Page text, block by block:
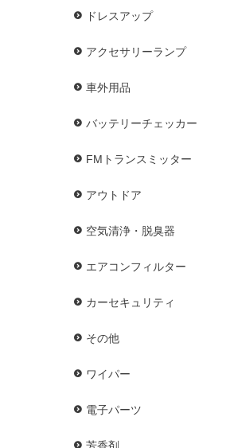
ドレスアップ
アクセサリーランプ
車外用品
バッテリーチェッカー
FMトランスミッター
アウトドア
空気清浄・脱臭器
エアコンフィルター
カーセキュリティ
その他
ワイパー
電子パーツ